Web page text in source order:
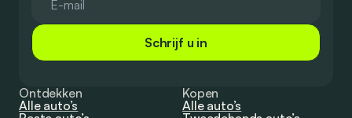
Schrijf u in
Ontdekken
Alle auto’s
Kopen
Alle auto’s